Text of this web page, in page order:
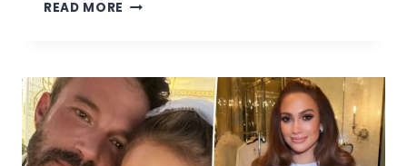
READ MORE JENNIFER
ÉTOILÉE
DANS
UNE
ROBE
TRANSPARENTE